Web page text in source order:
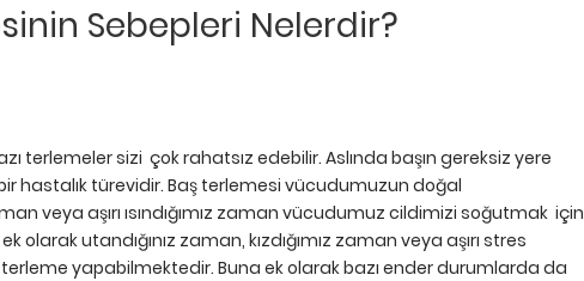
Sebepleri Nelerdir?
terlemeler sizi çok rahatsız edebilir. Aslında başın gereksiz yere
hastalık türevidir. Baş terlemesi vücudumuzun doğal
veya aşırı ısındığımız zaman vücudumuz cildimizi soğutmak için
utandığınız zaman, kızdığımız zaman veya aşırı stres
yapabilmektedir. Buna ek olarak bazı ender durumlarda da